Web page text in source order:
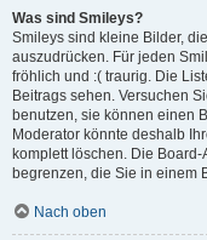
Was sind Smileys?
Smileys sind kleine Bilder,
auszudrücken. Für jeden
fröhlich und :( traurig. Die
Beitrags sehen. Versuchen
benutzen, sie können einen
Moderator könnte deshalb
komplett löschen. Die
begrenzen, die Sie in einem
Nach oben